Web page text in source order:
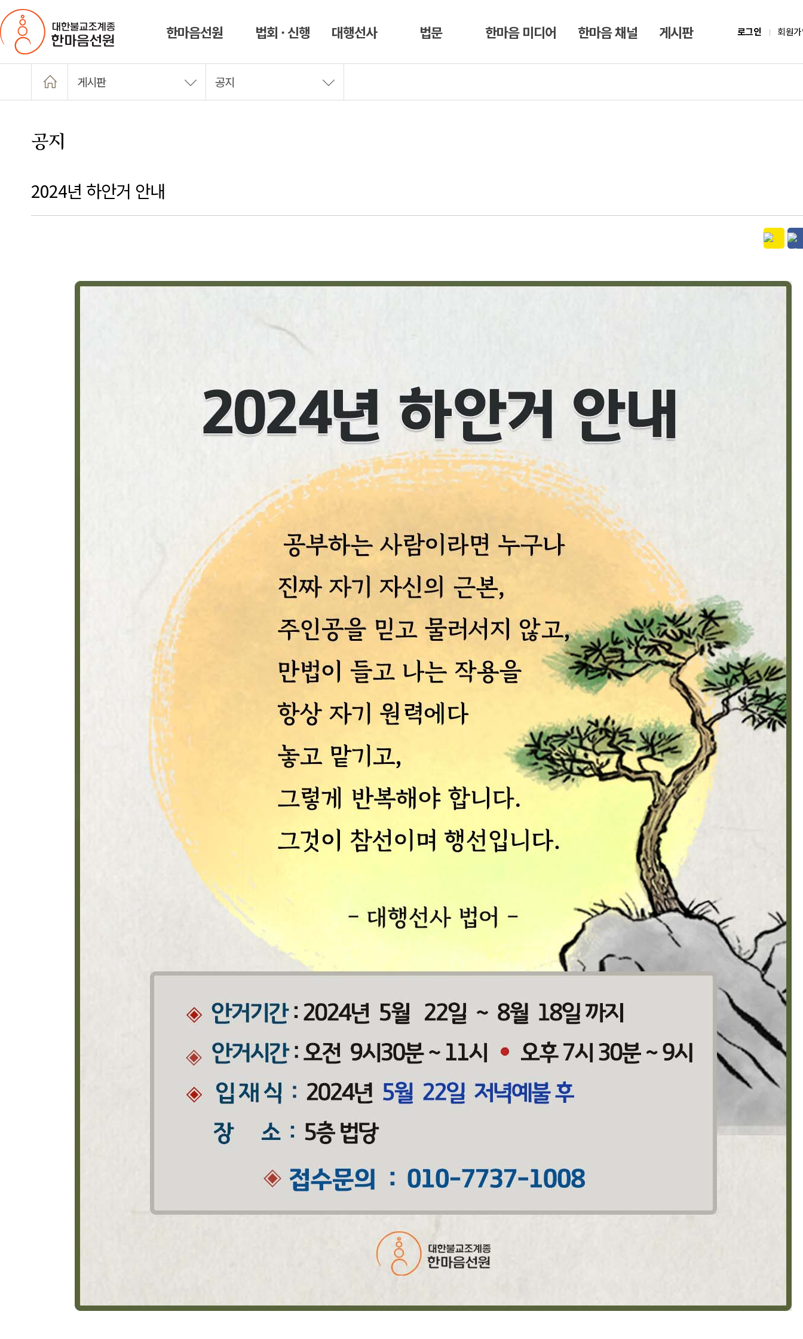
한마음선원 법회 · 신행 대행선사 법문 한마음 미디어 한마음 채널 게시판 로그인 회원
게시판 공지
공지
2024년 하안거 안내